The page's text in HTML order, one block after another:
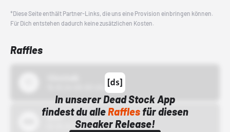
*Diese Seite enthält Partner-Links, die uns eine Provision einbringen können.
Für Dich entstehen dadurch keine zusätzlichen Kosten.
Raffles
In unserer Dead Stock App
findest du alleRafflesfür diesen
Sneaker Release!
Bstn
01.10.22 00:00 Uhr